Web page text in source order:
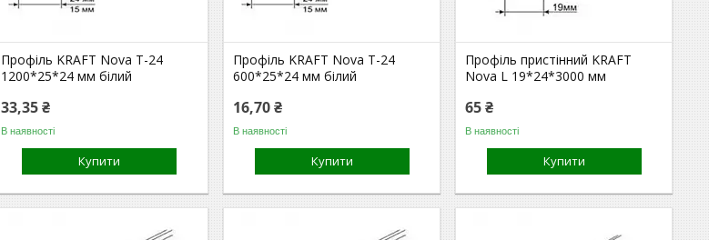
Профіль KRAFТ Nova Т-24
1200*25*24 мм білий
33,35 ₴
В наявності
Купити
Профіль KRAFТ Nova Т-24
600*25*24 мм білий
16,70 ₴
В наявності
Купити
Профіль пристінний KRAFT
Nova L 19*24*3000 мм
65 ₴
В наявності
Купити